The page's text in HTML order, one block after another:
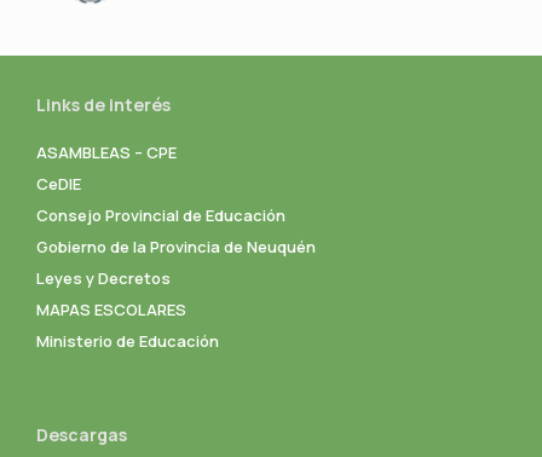
Links de interés
ASAMBLEAS – CPE
CeDIE
Consejo Provincial de Educación
Gobierno de la Provincia de Neuquén
Leyes y Decretos
MAPAS ESCOLARES
Ministerio de Educación
Descargas